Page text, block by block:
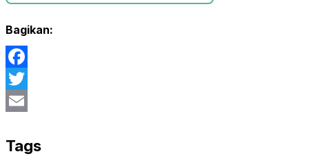
Bagikan:
Facebook
Twitter
Tags